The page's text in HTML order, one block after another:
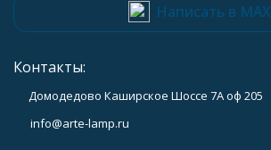
Написать в MAX
Контакты:
Домодедово Каширское Шоссе 7А оф 205
info@arte-lamp.ru